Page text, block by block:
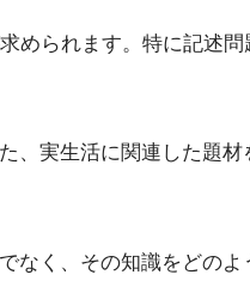
られます。特に記述
、実生活に関連した題
く、その知識をどの